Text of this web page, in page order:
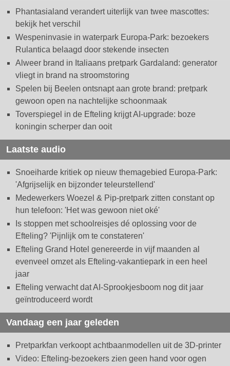
Phantasialand verandert uiterlijk van twee mascottes:
bekijk het verschil
Wespeninvasie in waterpark Europa-Park: bezoekers
Rulantica belaagd door stekende insecten
Alweer brand in Italiaans pretpark Gardaland: generator
vliegt in brand na stroomstoring
Spelen bij Beelen ontsnapt aan grote brand: pretpark
gewoon open na nachtelijke schoonmaak
Toverspiegel in de Efteling krijgt AI-upgrade: boze
koningin scherper dan ooit
Laatste audio
Snoeiharde kritiek op nieuw themagebied Europa-Park:
'Afgrijselijk en bijzonder teleurstellend'
Medewerkers Woezel & Pip-pretpark zitten constant op
hun telefoon: 'Het was gewoon niet oké'
Is stoppen met schoolreisjes dé oplossing voor de
Efteling? 'Pijnlijk om te constateren'
Efteling Grand Hotel genereerde in vijf maanden al
evenveel omzet als Efteling-vakantiepark in een heel
jaar
Efteling verwacht dat AI-Sprookjesboom nog dit jaar
geïntroduceerd wordt
Vandaag een jaar geleden
Pretparkfan verkoopt achtbaanmodellen uit de 3D-printer
Video: Efteling-bezoekers zien geen hand voor ogen